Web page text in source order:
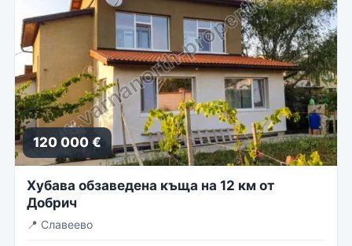
120 000 €
Хубава обзаведена къща на 12 км от
Добрич
📍 Славеево